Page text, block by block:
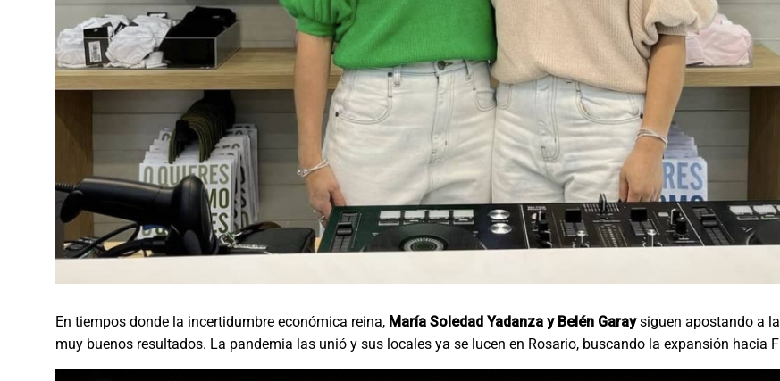
En tiempos donde la incertidumbre económica reina, María Soledad Yadanza y Belén Garaysiguen apostando a
muy buenos resultados. La pandemia las unió y sus locales ya se lucen en Rosario, buscando la expansión hacia